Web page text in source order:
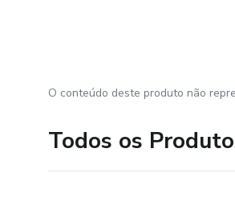
O conteúdo deste produto não
Todos os